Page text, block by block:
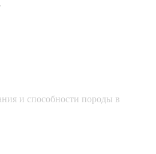
и способности породы в